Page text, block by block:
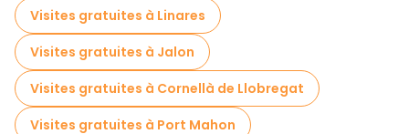
Visites gratuites à Linares
Visites gratuites à Jalon
Visites gratuites à Cornellà de Llobregat
Visites gratuites à Port Mahon